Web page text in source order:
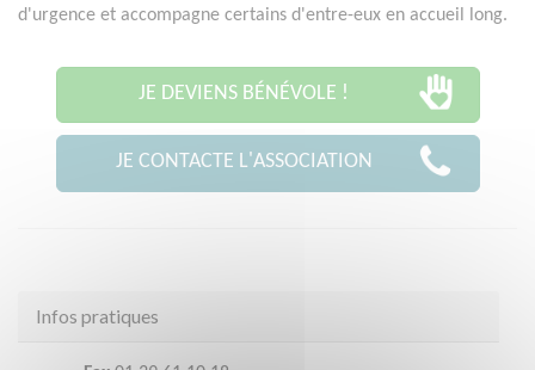
d'urgence et accompagne certains d'entre-eux en accueil long.
JE DEVIENS BÉNÉVOLE !
JE CONTACTE L'ASSOCIATION
Infos pratiques